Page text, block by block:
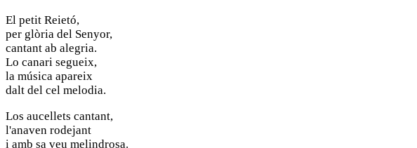
El petit Reietó,
per glòria del Senyor,
cantant ab alegria.
Lo canari segueix,
la música apareix
dalt del cel melodia.
Los aucellets cantant,
l'anaven rodejant
i amb sa veu melindrosa.